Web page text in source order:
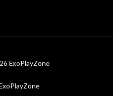
ExoPlayZone